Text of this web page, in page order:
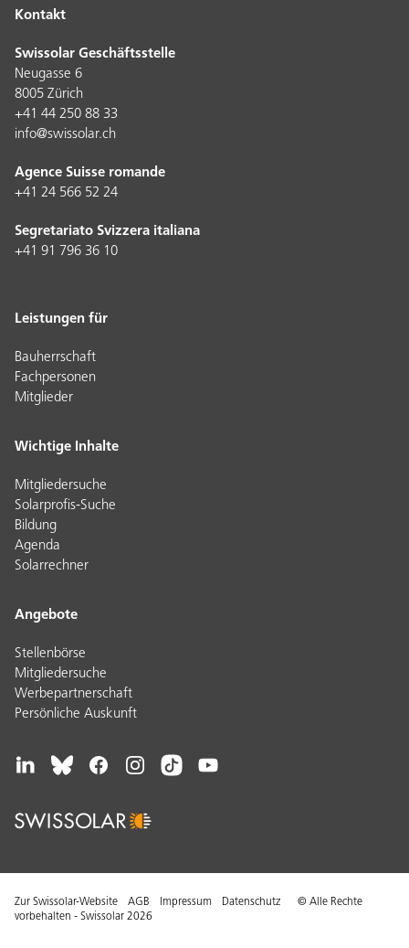
Kontakt
Swissolar Geschäftsstelle
Neugasse 6
8005 Zürich
+41 44 250 88 33
info@swissolar.ch
Agence Suisse romande
+41 24 566 52 24
Segretariato Svizzera italiana
+41 91 796 36 10
Leistungen für
Bauherrschaft
Fachpersonen
Mitglieder
Wichtige Inhalte
Mitgliedersuche
Solarprofis-Suche
Bildung
Agenda
Solarrechner
Angebote
Stellenbörse
Mitgliedersuche
Werbepartnerschaft
Persönliche Auskunft
Zur Swissolar-Website AGB Impressum Datenschutz
© Alle Rechte
vorbehalten - Swissolar 2026